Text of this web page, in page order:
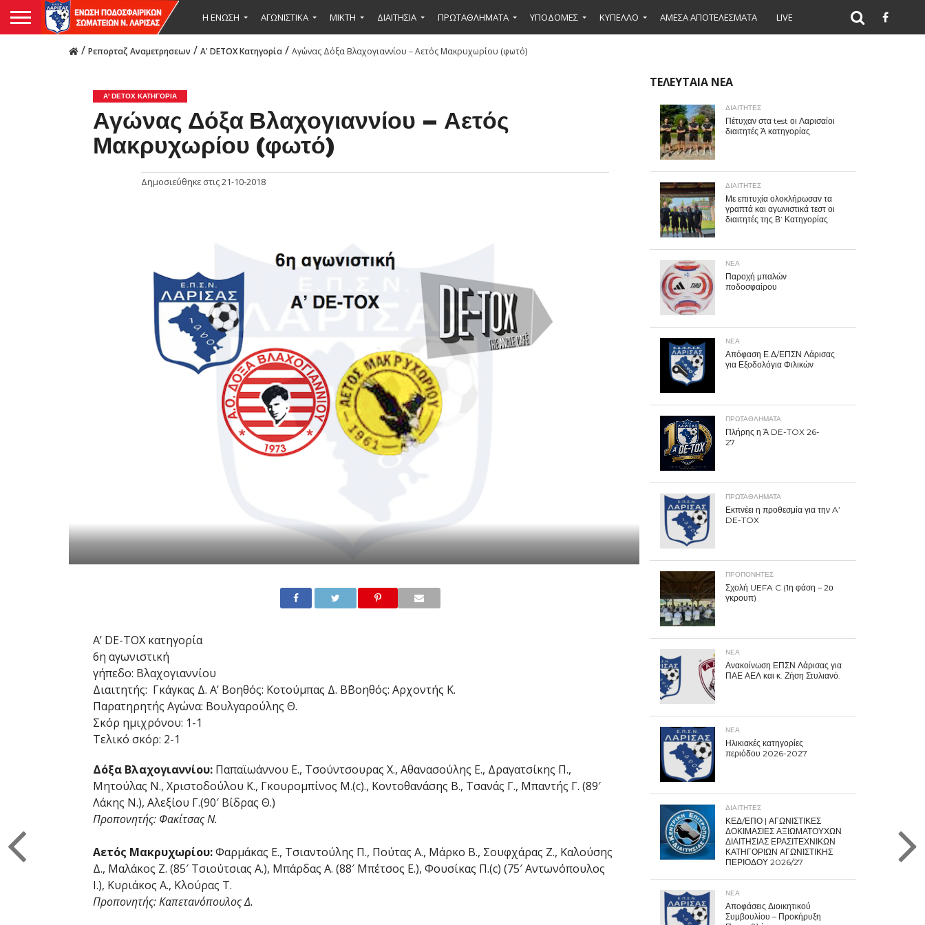
Η ΕΝΩΣΗ ΑΓΩΝΙΣΤΙΚΑ ΜΙΚΤΉ ΔΙΑΙΤΗΣΙΑ ΠΡΩΤΑΘΛΗΜΑΤΑ ΥΠΟΔΟΜΕΣ ΚΥΠΕΛΛΟ ΑΜΕΣΑ ΑΠΟΤΕΛΕΣΜΑΤΑ LIVE
/ Ρεπορταζ Αναμετρησεων / Α' DETOX Κατηγορία / Αγώνας Δόξα Βλαχογιαννίου – Αετός Μακρυχωρίου (φωτό)
Α' DETOX ΚΑΤΗΓΟΡΊΑ
Αγώνας Δόξα Βλαχογιαννίου – Αετός
Μακρυχωρίου (φωτό)
Δημοσιεύθηκε στις21-10-2018
Α’ DE-TOX κατηγορία
6η αγωνιστική
γήπεδο: Βλαχογιαννίου
Διαιτητής: Γκάγκας Δ. Α’ Βοηθός: Κοτούμπας Δ. Β΄Βοηθός: Αρχοντής Κ.
Παρατηρητής Αγώνα: Βουλγαρούλης Θ.
Σκόρ ημιχρόνου: 1-1
Τελικό σκόρ: 2-1
Δόξα Βλαχογιαννίου: Παπαϊωάννου Ε., Τσούντσουρας Χ., Αθανασούλης Ε., Δραγατσίκης Π.,
Μητούλας Ν., Χριστοδούλου Κ., Γκουρομπίνος Μ.(c)., Κοντοθανάσης Β., Τσανάς Γ., Μπαντής Γ. (89′
Λάκης Ν.), Αλεξίου Γ.(90′ Βίδρας Θ.)
Προπονητής: Φακίτσας Ν.
Αετός Μακρυχωρίου:Φαρμάκας Ε., Τσιαντούλης Π., Πούτας Α., Μάρκο Β., Σουφχάρας Ζ., Καλούσης
Δ., Μαλάκος Ζ. (85′ Τσιούτσιας Α.), Μπάρδας Α. (88′ Μπέτσος Ε.), Φουσίκας Π.(c) (75′ Αντωνόπουλος
Ι.), Κυριάκος Α., Κλούρας Τ.
Προπονητής: Καπετανόπουλος Δ.
ΤΕΛΕΥΤΑΙΑ ΝΕΑ
ΔΙΑΙΤΗΤΕΣ
Πέτυχαν στα test οι Λαρισαίοι
διαιτητές Ά κατηγορίας
ΔΙΑΙΤΗΤΕΣ
Με επιτυχία ολοκλήρωσαν τα
γραπτά και αγωνιστικά τεστ οι
διαιτητές της Β’ Κατηγορίας
ΝΕΑ
Παροχή μπαλών
ποδοσφαίρου
ΝΕΑ
Απόφαση Ε.Δ/ΕΠΣΝ Λάρισας
για Εξοδολόγια Φιλικών
ΠΡΩΤΑΘΛΉΜΑΤΑ
Πλήρης η Ά DE-TOX 26-
27
ΠΡΩΤΑΘΛΉΜΑΤΑ
Εκπνέει η προθεσμία για την A’
DE-TOX
ΠΡΟΠΟΝΗΤΈΣ
Σχολή UEFA C (1η φάση – 2ο
γκρουπ)
ΝΕΑ
Ανακοίνωση ΕΠΣΝ Λάρισας για
ΠΑΕ ΑΕΛ και κ. Ζήση Στυλιανό.
ΝΕΑ
Ηλικιακές κατηγορίες
περιόδου 2026-2027
ΔΙΑΙΤΗΤΕΣ
ΚΕΔ/ΕΠΟ | ΑΓΩΝΙΣΤΙΚΕΣ
ΔΟΚΙΜΑΣΙΕΣ ΑΞΙΩΜΑΤΟΥΧΩΝ
ΔΙΑΙΤΗΣΙΑΣ ΕΡΑΣΙΤΕΧΝΙΚΩΝ
ΚΑΤΗΓΟΡΙΩΝ ΑΓΩΝΙΣΤΙΚΗΣ
ΠΕΡΙΟΔΟΥ 2026/27
ΝΕΑ
Αποφάσεις Διοικητικού
Συμβουλίου – Προκήρυξη